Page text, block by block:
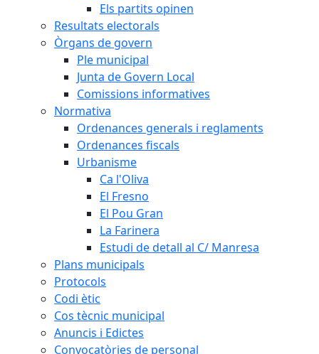
Els partits opinen
Resultats electorals
Òrgans de govern
Ple municipal
Junta de Govern Local
Comissions informatives
Normativa
Ordenances generals i reglaments
Ordenances fiscals
Urbanisme
Ca l'Oliva
El Fresno
El Pou Gran
La Farinera
Estudi de detall al C/ Manresa
Plans municipals
Protocols
Codi ètic
Cos tècnic municipal
Anuncis i Edictes
Convocatòries de personal